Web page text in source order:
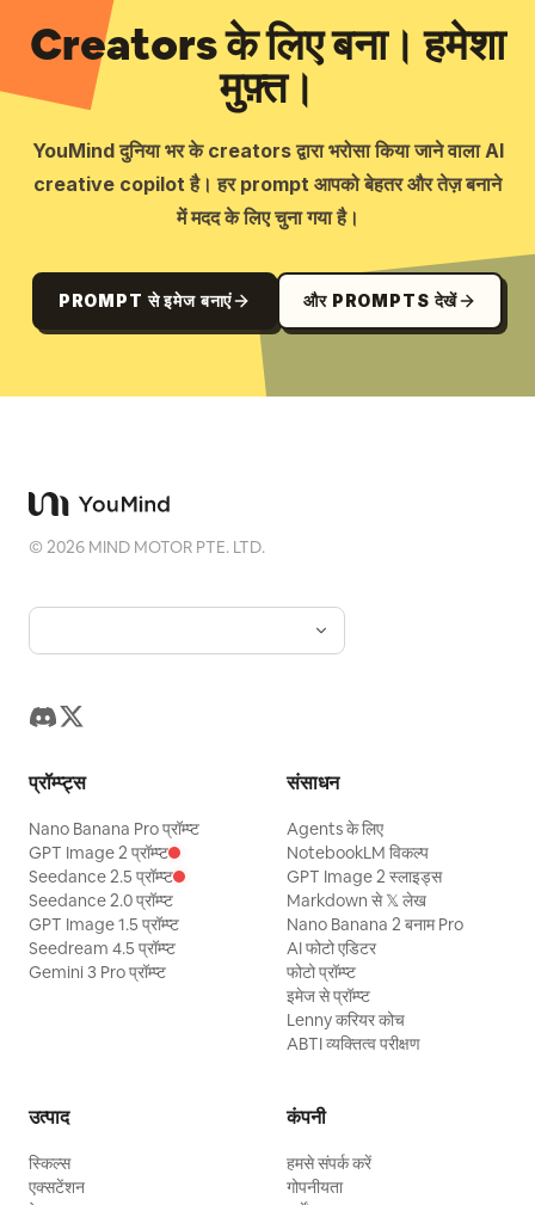
Creators के लिए बना। हमेशा
मुफ़्त।
YouMind दुनिया भर के creators द्वारा भरोसा किया जाने वाला AI
creative copilot है। हर prompt आपको बेहतर और तेज़ बनाने
में मदद के लिए चुना गया है।
PROMPT से इमेज बनाएं और PROMPTS देखें
©2026 MIND MOTOR PTE. LTD.
प्रॉम्प्ट्स
Nano Banana Pro प्रॉम्प्ट
GPT Image 2 प्रॉम्प्ट
Seedance 2.5 प्रॉम्प्ट
Seedance 2.0 प्रॉम्प्ट
GPT Image 1.5 प्रॉम्प्ट
Seedream 4.5 प्रॉम्प्ट
Gemini 3 Pro प्रॉम्प्ट
संसाधन
Agents के लिए
NotebookLM विकल्प
GPT Image 2 स्लाइड्स
Markdown से 𝕏 लेख
Nano Banana 2 बनाम Pro
AI फोटो एडिटर
फोटो प्रॉम्प्ट
इमेज से प्रॉम्प्ट
Lenny करियर कोच
ABTI व्यक्तित्व परीक्षण
उत्पाद
स्किल्स
एक्सटेंशन
कंपनी
हमसे संपर्क करें
गोपनीयता